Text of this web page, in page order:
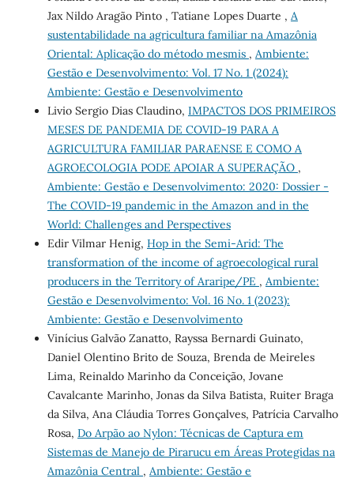
Jax Nildo Aragão Pinto , Tatiane Lopes Duarte , A
sustentabilidade na agricultura familiar na Amazônia
Oriental: Aplicação do método mesmis , Ambiente:
Gestão e Desenvolvimento: Vol. 17 No. 1 (2024):
Ambiente: Gestão e Desenvolvimento
Livio Sergio Dias Claudino, IMPACTOS DOS PRIMEIROS
MESES DE PANDEMIA DE COVID-19 PARA A
AGRICULTURA FAMILIAR PARAENSE E COMO A
AGROECOLOGIA PODE APOIAR A SUPERAÇÃO ,
Ambiente: Gestão e Desenvolvimento: 2020: Dossier -
The COVID-19 pandemic in the Amazon and in the
World: Challenges and Perspectives
Edir Vilmar Henig, Hop in the Semi-Arid: The
transformation of the income of agroecological rural
producers in the Territory of Araripe/PE , Ambiente:
Gestão e Desenvolvimento: Vol. 16 No. 1 (2023):
Ambiente: Gestão e Desenvolvimento
Vinícius Galvão Zanatto, Rayssa Bernardi Guinato,
Daniel Olentino Brito de Souza, Brenda de Meireles
Lima, Reinaldo Marinho da Conceição, Jovane
Cavalcante Marinho, Jonas da Silva Batista, Ruiter Braga
da Silva, Ana Cláudia Torres Gonçalves, Patrícia Carvalho
Rosa, Do Arpão ao Nylon: Técnicas de Captura em
Sistemas de Manejo de Pirarucu em Áreas Protegidas na
Amazônia Central , Ambiente: Gestão e